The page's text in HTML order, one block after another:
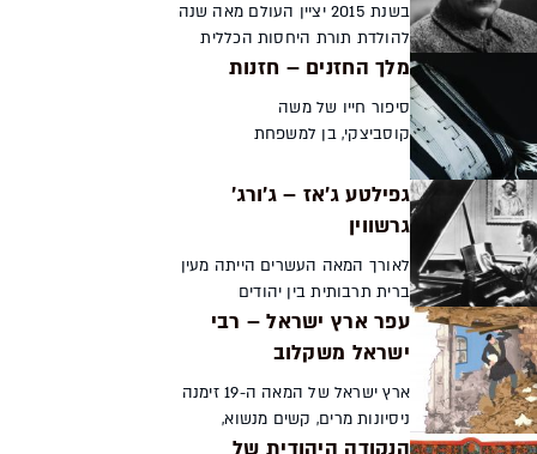
בשנת 2015 יציין העולם מאה שנה
להולדת תורת היחסות הכללית
ומאה ועשר שנה להולדת תורת
שישים שנה לפטירתו של אביהן
מולידן אלברט איינשטיין. ...
מלך החזנים – חזנות
סיפור חייו של משה
קוסביצקי, בן למשפחת
רק מראה של עולם
המאסטרו הבלתי מעורער,
אלא שיקוף של תולדות
יהודי מזרח אירופה במ...
גפילטע ג'אז – ג׳ורג׳
גרשווין
לאורך המאה העשרים הייתה מעין
ברית תרבותית בין יהודים
ושחורים שהתבטאה בשיתופי
פעולה רבים במוזיקה האמריקנית.
מהמוזיקה השחורה ומילאו תפקיד
חשוב...
עפר ארץ ישראל – רבי
ישראל משקלוב
ארץ ישראל של המאה ה-19 זימנה
ניסיונות מרים, קשים מנשוא,
לאוהביה החדשים: יהודים
הנקודה היהודית של